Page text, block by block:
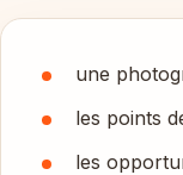
une
les points
les